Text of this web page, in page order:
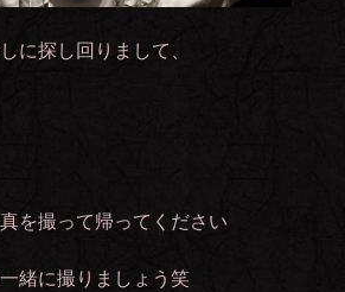
に探し回りまして、
を撮って帰ってください
緒に撮りましょう笑